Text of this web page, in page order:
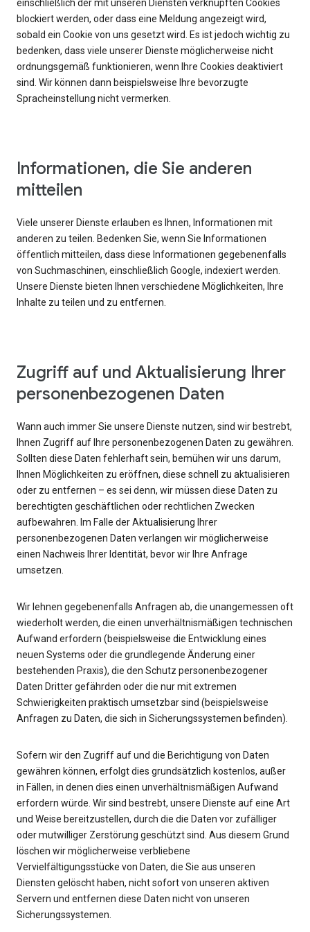
einschließlich der mit unseren Diensten verknüpften Cookies
blockiert werden, oder dass eine Meldung angezeigt wird,
sobald ein Cookie von uns gesetzt wird. Es ist jedoch wichtig zu
bedenken, dass viele unserer Dienste möglicherweise nicht
ordnungsgemäß funktionieren, wenn Ihre Cookies deaktiviert
sind. Wir können dann beispielsweise Ihre bevorzugte
Spracheinstellung nicht vermerken.
Informationen, die Sie anderen
mitteilen
Viele unserer Dienste erlauben es Ihnen, Informationen mit
anderen zu teilen. Bedenken Sie, wenn Sie Informationen
öffentlich mitteilen, dass diese Informationen gegebenenfalls
von Suchmaschinen, einschließlich Google, indexiert werden.
Unsere Dienste bieten Ihnen verschiedene Möglichkeiten, Ihre
Inhalte zu teilen und zu entfernen.
Zugriff auf und Aktualisierung Ihrer
personenbezogenen Daten
Wann auch immer Sie unsere Dienste nutzen, sind wir bestrebt,
Ihnen Zugriff auf Ihre personenbezogenen Daten zu gewähren.
Sollten diese Daten fehlerhaft sein, bemühen wir uns darum,
Ihnen Möglichkeiten zu eröffnen, diese schnell zu aktualisieren
oder zu entfernen – es sei denn, wir müssen diese Daten zu
berechtigten geschäftlichen oder rechtlichen Zwecken
aufbewahren. Im Falle der Aktualisierung Ihrer
personenbezogenen Daten verlangen wir möglicherweise
einen Nachweis Ihrer Identität, bevor wir Ihre Anfrage
umsetzen.
Wir lehnen gegebenenfalls Anfragen ab, die unangemessen oft
wiederholt werden, die einen unverhältnismäßigen technischen
Aufwand erfordern (beispielsweise die Entwicklung eines
neuen Systems oder die grundlegende Änderung einer
bestehenden Praxis), die den Schutz personenbezogener
Daten Dritter gefährden oder die nur mit extremen
Schwierigkeiten praktisch umsetzbar sind (beispielsweise
Anfragen zu Daten, die sich in Sicherungssystemen befinden).
Sofern wir den Zugriff auf und die Berichtigung von Daten
gewähren können, erfolgt dies grundsätzlich kostenlos, außer
in Fällen, in denen dies einen unverhältnismäßigen Aufwand
erfordern würde. Wir sind bestrebt, unsere Dienste auf eine Art
und Weise bereitzustellen, durch die die Daten vor zufälliger
oder mutwilliger Zerstörung geschützt sind. Aus diesem Grund
löschen wir möglicherweise verbliebene
Vervielfältigungsstücke von Daten, die Sie aus unseren
Diensten gelöscht haben, nicht sofort von unseren aktiven
Servern und entfernen diese Daten nicht von unseren
Sicherungssystemen.